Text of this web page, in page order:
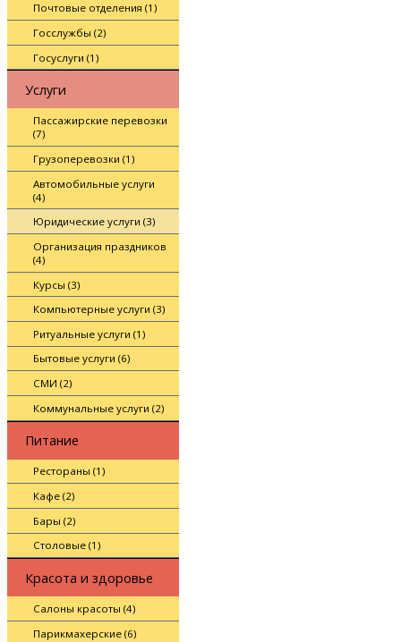
Почтовые отделения (1)
Госслужбы (2)
Госуслуги (1)
Услуги
Пассажирские перевозки
(7)
Грузоперевозки (1)
Автомобильные услуги
(4)
Юридические услуги (3)
Организация праздников
(4)
Курсы (3)
Компьютерные услуги (3)
Ритуальные услуги (1)
Бытовые услуги (6)
СМИ (2)
Коммунальные услуги (2)
Питание
Рестораны (1)
Кафе (2)
Бары (2)
Столовые (1)
Красота и здоровье
Салоны красоты (4)
Парикмахерские (6)